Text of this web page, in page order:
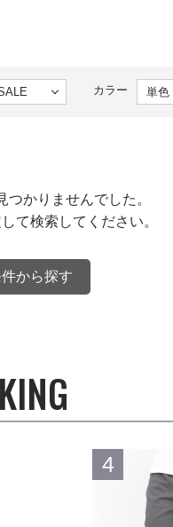
カラー
つかりませんでした。
て検索してください。
から探す
4